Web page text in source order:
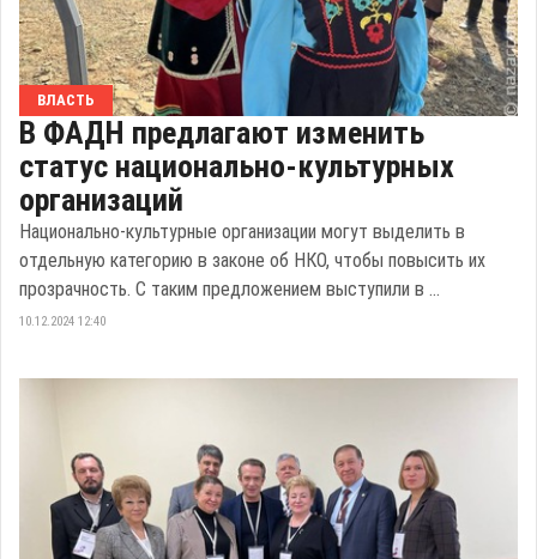
ВЛАСТЬ
В ФАДН предлагают изменить
статус национально-культурных
организаций
Национально-культурные организации могут выделить в
отдельную категорию в законе об НКО, чтобы повысить их
прозрачность. С таким предложением выступили в ...
10.12.2024 12:40